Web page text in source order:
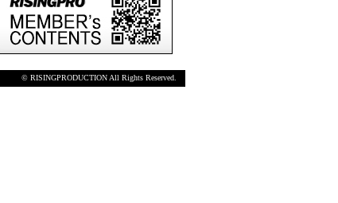
© RISINGPRODUCTION All Rights Reserved.